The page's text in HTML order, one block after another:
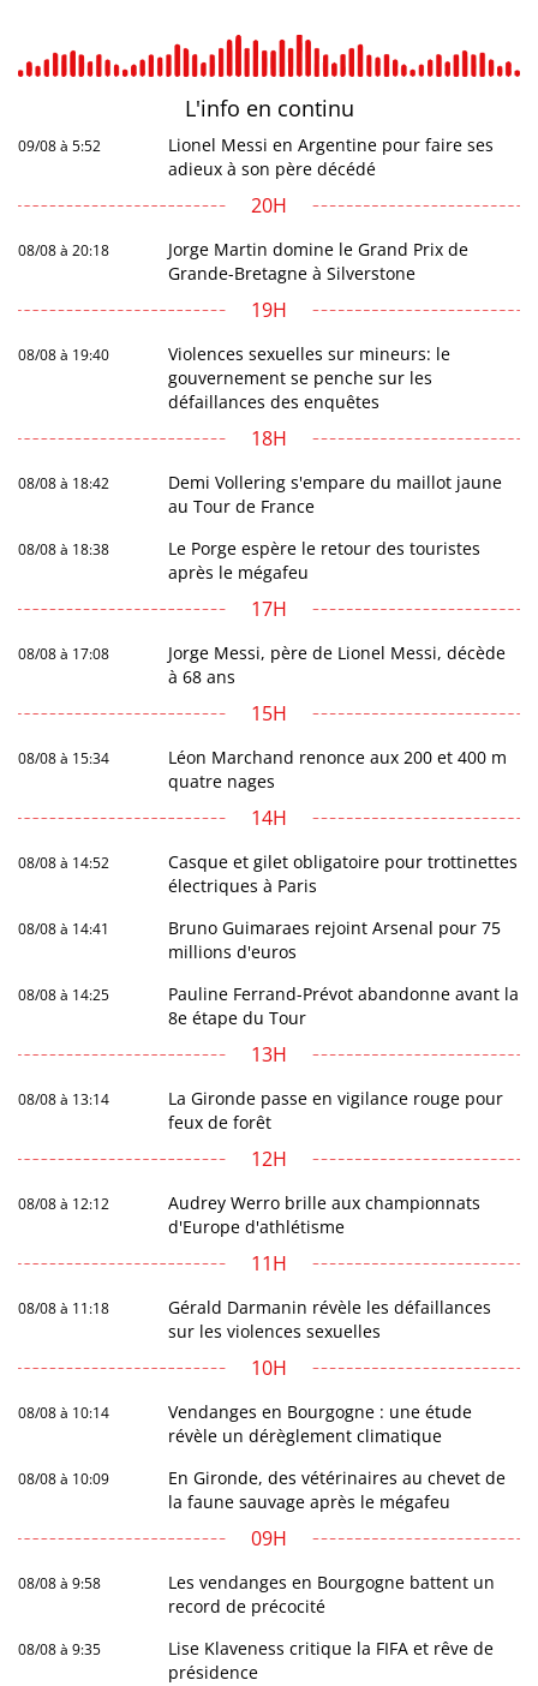
L'info en continu
09/08 à 5:52
Lionel Messi en Argentine pour faire ses
adieux à son père décédé
20H
08/08 à 20:18
Jorge Martin domine le Grand Prix de
Grande-Bretagne à Silverstone
19H
08/08 à 19:40
Violences sexuelles sur mineurs: le
gouvernement se penche sur les
défaillances des enquêtes
18H
08/08 à 18:42
Demi Vollering s'empare du maillot jaune
au Tour de France
08/08 à 18:38
Le Porge espère le retour des touristes
après le mégafeu
17H
08/08 à 17:08
Jorge Messi, père de Lionel Messi, décède
à 68 ans
15H
08/08 à 15:34
Léon Marchand renonce aux 200 et 400 m
quatre nages
14H
08/08 à 14:52
Casque et gilet obligatoire pour trottinettes
électriques à Paris
08/08 à 14:41
Bruno Guimaraes rejoint Arsenal pour 75
millions d'euros
08/08 à 14:25
Pauline Ferrand-Prévot abandonne avant la
8e étape du Tour
13H
08/08 à 13:14
La Gironde passe en vigilance rouge pour
feux de forêt
12H
08/08 à 12:12
Audrey Werro brille aux championnats
d'Europe d'athlétisme
11H
08/08 à 11:18
Gérald Darmanin révèle les défaillances
sur les violences sexuelles
10H
08/08 à 10:14
Vendanges en Bourgogne : une étude
révèle un dérèglement climatique
08/08 à 10:09
En Gironde, des vétérinaires au chevet de
la faune sauvage après le mégafeu
09H
08/08 à 9:58
Les vendanges en Bourgogne battent un
record de précocité
08/08 à 9:35
Lise Klaveness critique la FIFA et rêve de
présidence